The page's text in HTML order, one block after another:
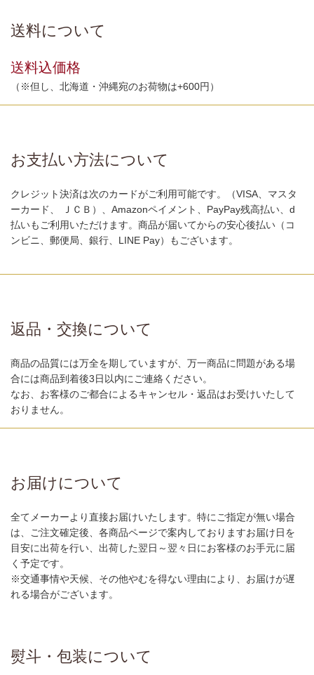
送料について
送料込価格
（※但し、北海道・沖縄宛のお荷物は+600円）
お支払い方法について
クレジット決済は次のカードがご利用可能です。（VISA、マスタ
ーカード、 ＪＣＢ）、Amazonペイメント、PayPay残高払い、d
払いもご利用いただけます。商品が届いてからの安心後払い（コ
ンビニ、郵便局、銀行、LINE Pay）もございます。
返品・交換について
商品の品質には万全を期していますが、万一商品に問題がある場
合には商品到着後3日以内にご連絡ください。
なお、お客様のご都合によるキャンセル・返品はお受けいたして
おりません。
お届けについて
全てメーカーより直接お届けいたします。特にご指定が無い場合
は、ご注文確定後、各商品ページで案内しておりますお届け日を
目安に出荷を行い、出荷した翌日～翌々日にお客様のお手元に届
く予定です。
※交通事情や天候、その他やむを得ない理由により、お届けが遅
れる場合がございます。
熨斗・包装について